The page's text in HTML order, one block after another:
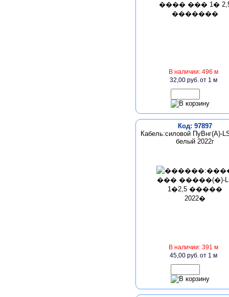
В наличии: 496 м
32,00 руб.от 1 м
Код: 97897
Кабель:силовой ПуВнг(А)-
белый 2022г
В наличии: 391 м
45,00 руб.от 1 м